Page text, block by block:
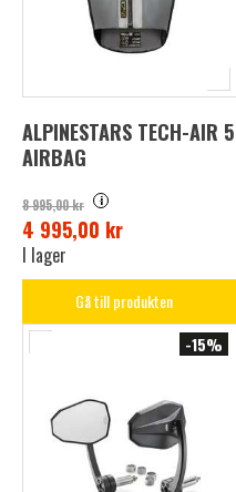
ALPINESTARS TECH-AIR 5
AIRBAG
8 995,00 kr i
4 995,00 kr
I lager
Gå till produkten
-15%